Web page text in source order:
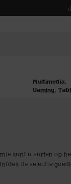
Multimedia,
Gaming,
kunt u surfen op
de selectie